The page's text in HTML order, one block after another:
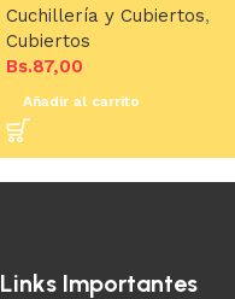
Cuchillería y Cubiertos,
Cubiertos
Bs.87,00
Añadir al carrito
Links Importantes